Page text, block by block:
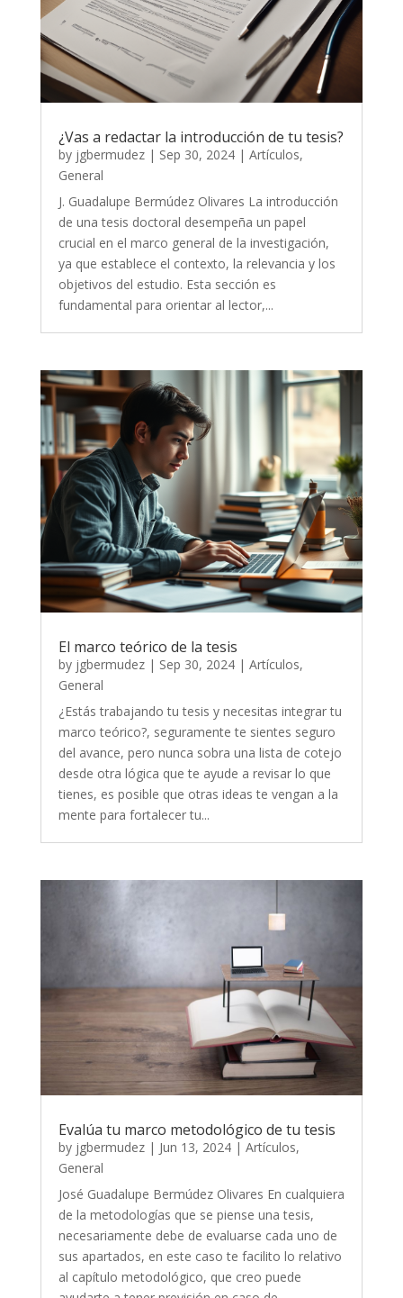
¿Vas a redactar la introducción de tu tesis?
by jgbermudez| Sep 30, 2024| Artículos,
General
J. Guadalupe Bermúdez Olivares La introducción
de una tesis doctoral desempeña un papel
crucial en el marco general de la investigación,
ya que establece el contexto, la relevancia y los
objetivos del estudio. Esta sección es
fundamental para orientar al lector,...
El marco teórico de la tesis
by jgbermudez| Sep 30, 2024| Artículos,
General
¿Estás trabajando tu tesis y necesitas integrar tu
marco teórico?, seguramente te sientes seguro
del avance, pero nunca sobra una lista de cotejo
desde otra lógica que te ayude a revisar lo que
tienes, es posible que otras ideas te vengan a la
mente para fortalecer tu...
Evalúa tu marco metodológico de tu tesis
by jgbermudez| Jun 13, 2024| Artículos,
General
José Guadalupe Bermúdez Olivares En cualquiera
de la metodologías que se piense una tesis,
necesariamente debe de evaluarse cada uno de
sus apartados, en este caso te facilito lo relativo
al capítulo metodológico, que creo puede